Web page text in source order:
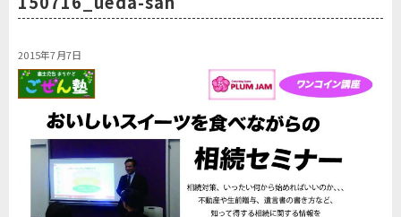
2015年7月7日